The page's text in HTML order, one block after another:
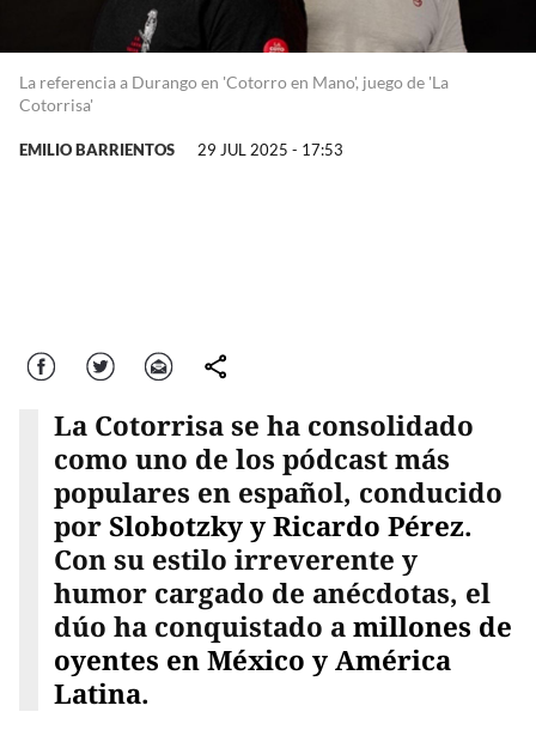
La referencia a Durango en 'Cotorro en Mano', juego de 'La
Cotorrisa'
EMILIO BARRIENTOS 29 JUL 2025 - 17:53
Facebook Twitter Correo comparte
La Cotorrisa se ha consolidado
como uno de los pódcast más
populares en español, conducido
porSlobotzky y Ricardo Pérez.
Con su estilo irreverente y
humor cargado de anécdotas, el
dúo ha conquistado amillones de
oyentes en México y América
Latina.